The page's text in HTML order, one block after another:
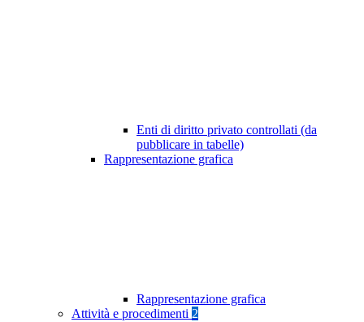
Enti di diritto privato controllati (da
pubblicare in tabelle)
Rappresentazione grafica
Rappresentazione grafica
Attività e procedimenti 2